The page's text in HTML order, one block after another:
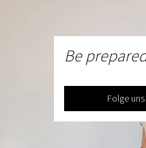
Be
Folge